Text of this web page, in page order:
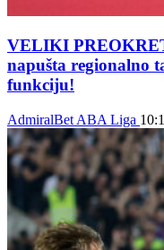
VELIKI
napušta regionalno
funkciju!
AdmiralBet ABA Liga